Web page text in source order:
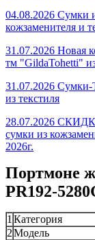
04.08.2026 Сумки
кожзаменителя и
31.07.2026 Новая
тм "GildaTohetti"
31.07.2026
из текстиля
28.07.2026
сумки из
2026г.
Портмоне
PR192-
1 Категория
2Модель